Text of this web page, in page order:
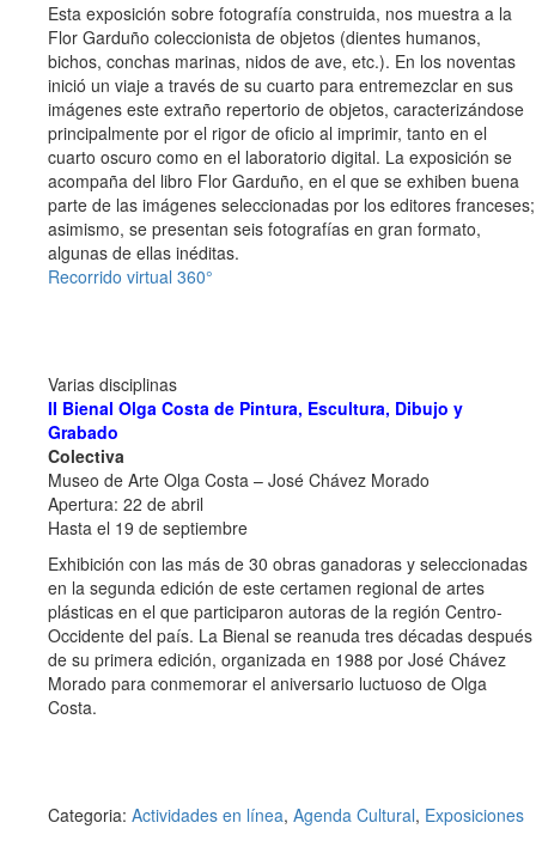
Esta exposición sobre fotografía construida, nos muestra a la
Flor Garduño coleccionista de objetos (dientes humanos,
bichos, conchas marinas, nidos de ave, etc.). En los noventas
inició un viaje a través de su cuarto para entremezclar en sus
imágenes este extraño repertorio de objetos, caracterizándose
principalmente por el rigor de oficio al imprimir, tanto en el
cuarto oscuro como en el laboratorio digital. La exposición se
acompaña del libro Flor Garduño, en el que se exhiben buena
parte de las imágenes seleccionadas por los editores franceses;
asimismo, se presentan seis fotografías en gran formato,
algunas de ellas inéditas.
Recorrido virtual 360°
Varias disciplinas
II Bienal Olga Costa de Pintura, Escultura, Dibujo y
Grabado
Colectiva
Museo de Arte Olga Costa – José Chávez Morado
Apertura: 22 de abril
Hasta el 19 de septiembre
Exhibición con las más de 30 obras ganadoras y seleccionadas
en la segunda edición de este certamen regional de artes
plásticas en el que participaron autoras de la región Centro-
Occidente del país. La Bienal se reanuda tres décadas después
de su primera edición, organizada en 1988 por José Chávez
Morado para conmemorar el aniversario luctuoso de Olga
Costa.
Categoria: Actividades en línea, Agenda Cultural, Exposiciones